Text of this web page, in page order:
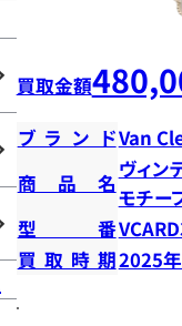
買取金額
ブランドVan
商品名
ヴィン
モチー
型番
買取時期2025